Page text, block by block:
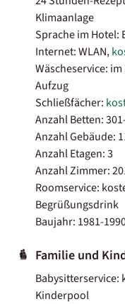
Klimaanlage
Sprache im Hotel:
Internet: WLAN,
Wäscheservice:
Aufzug
Schließfächer:
Anzahl Betten:
Anzahl Gebäude:
Anzahl Etagen: 3
Anzahl Zimmer:
Roomservice:
Begrüßungsdrink
Baujahr: 1981-
Familie und
Kinderpool